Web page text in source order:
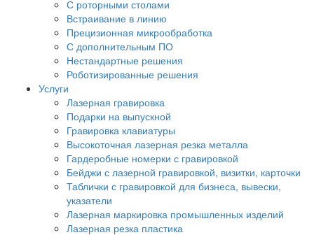
С роторными столами
Встраивание в линию
Прецизионная микрообработка
С дополнительным ПО
Нестандартные решения
Роботизированные решения
Услуги
Лазерная гравировка
Подарки на выпускной
Гравировка клавиатуры
Высокоточная лазерная резка металла
Гардеробные номерки с гравировкой
Бейджи с лазерной гравировкой, визитки, карточки
Таблички с гравировкой для бизнеса, вывески,
указатели
Лазерная маркировка промышленных изделий
Лазерная резка пластика